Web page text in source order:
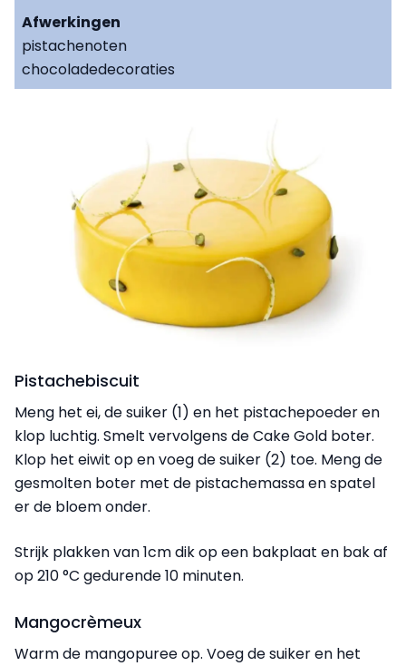
Afwerkingen
pistachenoten
chocoladedecoraties
Pistachebiscuit
Meng het ei, de suiker (1) en het pistachepoeder en
klop luchtig. Smelt vervolgens de Cake Gold boter.
Klop het eiwit op en voeg de suiker (2) toe. Meng de
gesmolten boter met de pistachemassa en spatel
er de bloem onder.
Strijk plakken van 1cm dik op een bakplaat en bak af
op 210 °C gedurende 10 minuten.
Mangocrèmeux
Warm de mangopuree op. Voeg de suiker en het